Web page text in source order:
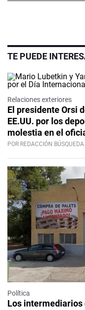
TE PUEDE
Relaciones exteriores
El presidente Orsi
EE.UU. por los
molestia en el
POR REDACCIÓN BÚSQUEDA
Política
Los intermediarios